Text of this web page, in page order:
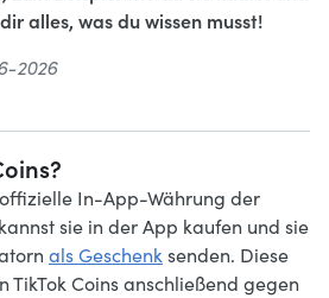
alles, was du wissen musst!
2026
In-App-Währung der
sie in der App kaufen und sie
als Geschenk senden. Diese
TikTok Coins anschließend gegen